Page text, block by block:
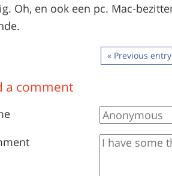
Oh, en ook een pc. Mac-
« Previous entry
a comment